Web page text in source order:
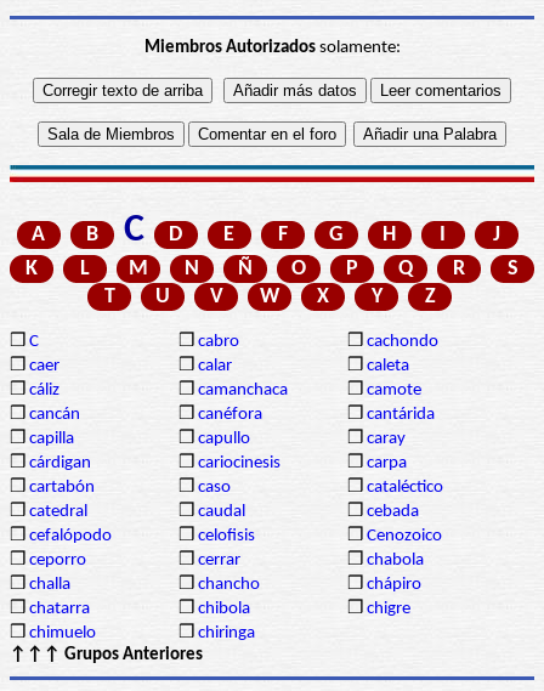
Miembros Autorizadossolamente:
A B C D E F G H I
J
K
L M N Ñ O P Q R
S
T
U V W X Y Z
❒ C ❒ cabro ❒ cachondo
❒ caer ❒ calar ❒ caleta
❒ cáliz ❒ camanchaca ❒ camote
❒ cancán ❒ canéfora ❒ cantárida
❒ capilla ❒ capullo ❒ caray
❒ cárdigan ❒ cariocinesis ❒ carpa
❒ cartabón ❒ caso ❒ cataléctico
❒ catedral ❒ caudal ❒ cebada
❒ cefalópodo ❒ celofisis ❒ Cenozoico
❒ ceporro ❒ cerrar ❒ chabola
❒ challa ❒ chancho ❒ chápiro
❒ chatarra ❒ chibola ❒ chigre
❒ chimuelo ❒ chiringa
↑↑↑ Grupos Anteriores